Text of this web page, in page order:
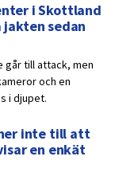
i Skottland
sedan
går till attack, men
och en
i djupet.
inte till att
en enkät